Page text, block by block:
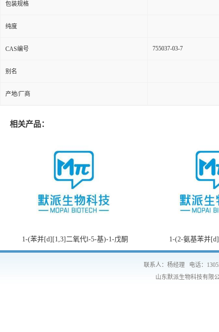
包装规格
纯度
CAS编号 755037-03-7
别名
产地/厂商
相关产品：
1-(苯并[d][1,3]二氧代l-5-基)-1-戊酮 1-(2-氨基苯并
联系人：杨经理 电话：
山东默派生物科技有限